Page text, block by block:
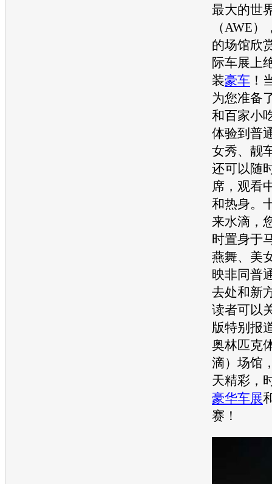
最大的世
（AWE
的场馆欣
际车展上
装豪车 ！
为您准备
和百家小
体验到普
女秀、靓
还可以随
席，观看
和热身。
来水滴，
时置身于
燕舞、美
映非同普
去处和新
读者可以
版特别报
奥林匹克
滴）场馆
天精彩，
豪华车展
赛！